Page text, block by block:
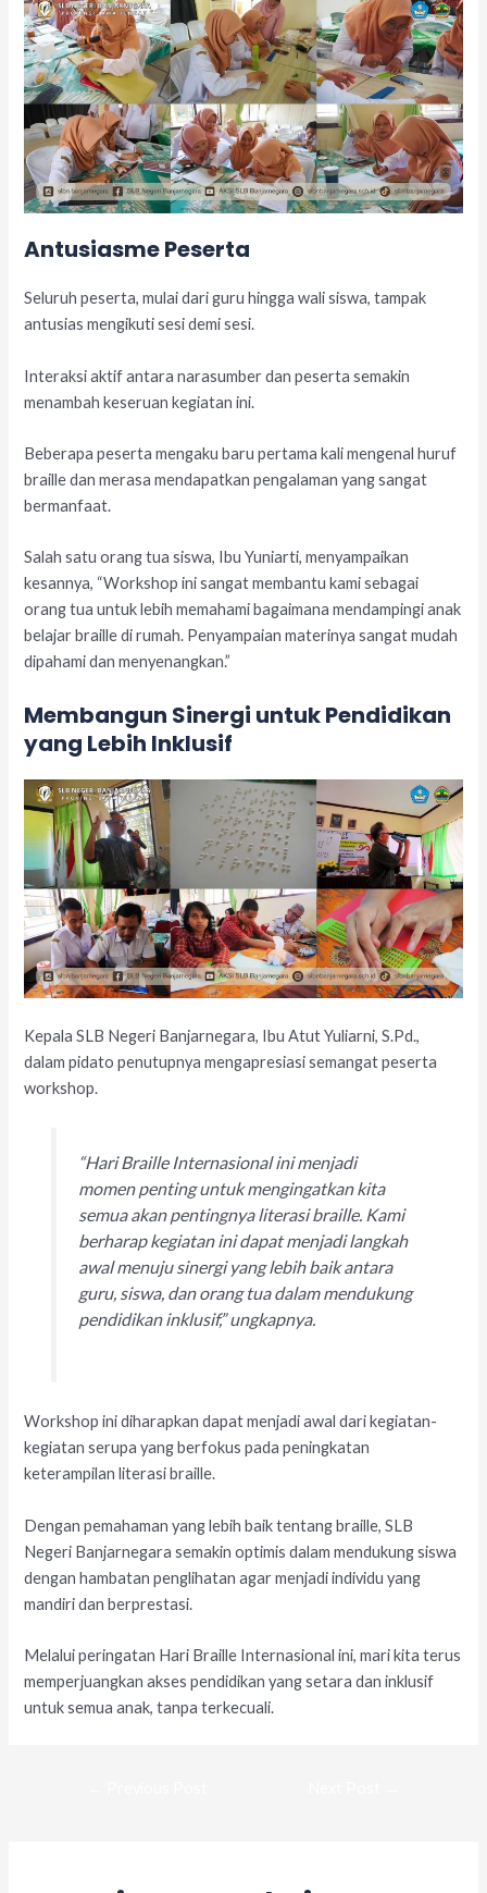
Antusiasme Peserta
Seluruh peserta, mulai dari guru hingga wali siswa, tampak
antusias mengikuti sesi demi sesi.
Interaksi aktif antara narasumber dan peserta semakin
menambah keseruan kegiatan ini.
Beberapa peserta mengaku baru pertama kali mengenal huruf
braille dan merasa mendapatkan pengalaman yang sangat
bermanfaat.
Salah satu orang tua siswa, Ibu Yuniarti, menyampaikan
kesannya, “Workshop ini sangat membantu kami sebagai
orang tua untuk lebih memahami bagaimana mendampingi anak
belajar braille di rumah. Penyampaian materinya sangat mudah
dipahami dan menyenangkan.”
Membangun Sinergi untuk Pendidikan
yang Lebih Inklusif
Kepala SLB Negeri Banjarnegara, Ibu Atut Yuliarni, S.Pd.,
dalam pidato penutupnya mengapresiasi semangat peserta
workshop.
“Hari Braille Internasional ini menjadi
momen penting untuk mengingatkan kita
semua akan pentingnya literasi braille. Kami
berharap kegiatan ini dapat menjadi langkah
awal menuju sinergi yang lebih baik antara
guru, siswa, dan orang tua dalam mendukung
pendidikan inklusif,” ungkapnya.
Workshop ini diharapkan dapat menjadi awal dari kegiatan-
kegiatan serupa yang berfokus pada peningkatan
keterampilan literasi braille.
Dengan pemahaman yang lebih baik tentang braille, SLB
Negeri Banjarnegara semakin optimis dalam mendukung siswa
dengan hambatan penglihatan agar menjadi individu yang
mandiri dan berprestasi.
Melalui peringatan Hari Braille Internasional ini, mari kita terus
memperjuangkan akses pendidikan yang setara dan inklusif
untuk semua anak, tanpa terkecuali.